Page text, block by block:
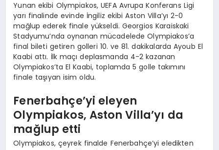
Yunan ekibi Olympiakos, UEFA Avrupa Konferans Ligi
yarı finalinde evinde İngiliz ekibi Aston Villa’yı 2-0
mağlup ederek finale yükseldi. Georgios Karaiskaki
Stadyumu’nda oynanan mücadelede Olympiakos’a
final bileti getiren golleri 10. ve 81. dakikalarda Ayoub El
Kaabi attı. İlk maçı deplasmanda 4-2 kazanan
Olympiakos’ta El Kaabi, toplamda 5 golle takımını
finale taşıyan isim oldu.
Fenerbahçe’yi eleyen
Olympiakos, Aston Villa’yı da
mağlup etti
Olympiakos, çeyrek finalde Fenerbahçe’yi eledikten